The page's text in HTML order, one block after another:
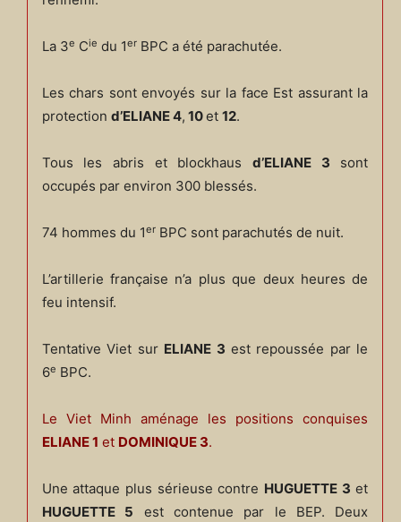
La 3e Cie du 1erBPC a été parachutée.
Les chars sont envoyés sur la face Est assurant la
protection d’ELIANE 4, 10et 12.
Tous les abris et blockhaus d’ELIANE 3 sont
occupés par environ 300 blessés.
74 hommes du 1erBPC sont parachutés de nuit.
L’artillerie française n’a plus que deux heures de
feu intensif.
Tentative Viet sur ELIANE 3 est repoussée par le
6e BPC.
Le Viet Minh aménage les positions conquises
ELIANE 1 et DOMINIQUE 3.
Une attaque plus sérieuse contre HUGUETTE 3 et
HUGUETTE 5 est contenue par le BEP. Deux